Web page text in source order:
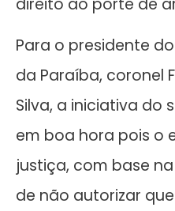
Para o presidente
da Paraíba, coronel
Silva, a iniciativa do
em boa hora pois o
justiça, com base
de não autorizar